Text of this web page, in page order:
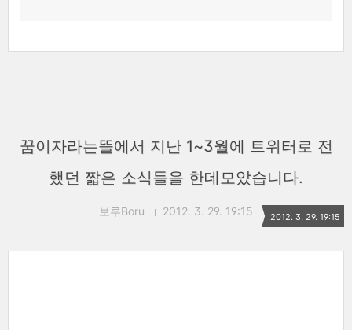
꿈이자라는뜰에서 지난 1~3월에 트위터로 전
했던 짧은 소식들을 한데모았습니다.
보루Boru 2012. 3. 29. 19:15 2012. 3. 29. 19:15